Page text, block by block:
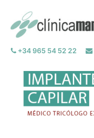
contenido
+34 965 54 52 22